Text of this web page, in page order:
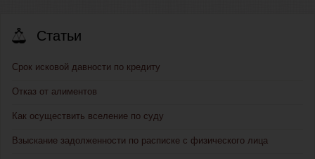
Статьи
Срок исковой давности по кредиту
Отказ от алиментов
Как осуществить вселение по суду
Взыскание задолженности по расписке с физического лица